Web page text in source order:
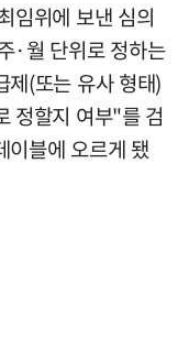
임위에 보낸 심의
·월 단위로 정하는
제(또는 유사 형태)
정할지 여부"를 검
이블에 오르게 됐